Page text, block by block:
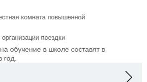
комната повышенной
поездки
обучение в школе составят в